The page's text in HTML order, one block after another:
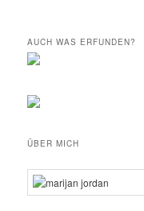
AUCH WAS ERFUNDEN?
ÜBER MICH